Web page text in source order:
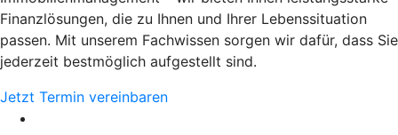
Finanzlösungen, die zu Ihnen und Ihrer Lebenssituation
passen. Mit unserem Fachwissen sorgen wir dafür, dass Sie
jederzeit bestmöglich aufgestellt sind.
Jetzt Termin vereinbaren